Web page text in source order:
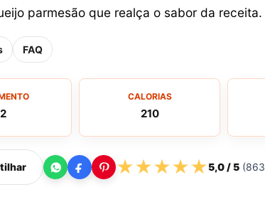
parmesão que realça o sabor da receita.
FAQ
CALORIAS
210
★★★★★5,0/ 5 (863